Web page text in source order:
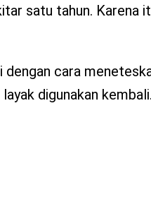
satu tahun. Karena
cara
digunakan kembali.